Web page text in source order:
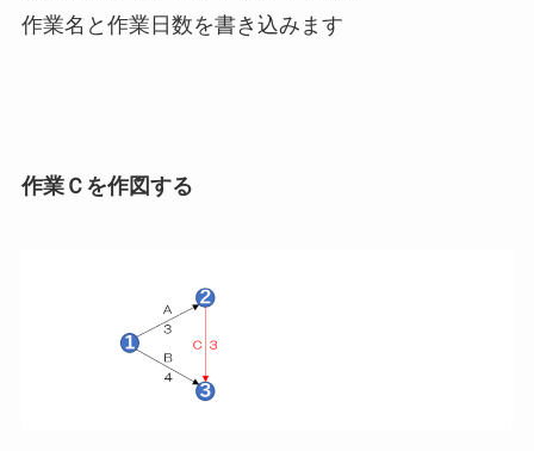
作業名と作業日数を書き込みます
作業Ｃを作図する